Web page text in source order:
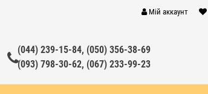
Мій аккаунт
(044) 239-15-84, (050) 356-38-69
(093) 798-30-62, (067) 233-99-23